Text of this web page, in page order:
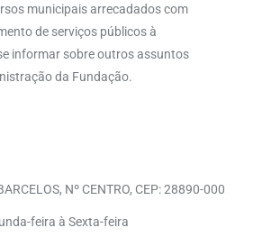
municipais arrecadados com
de serviços públicos à
informar sobre outros assuntos
da Fundação.
Nº CENTRO, CEP: 28890-000
feira à Sexta-feira